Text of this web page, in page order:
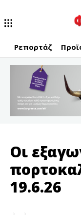
Ρεπορτάζ
Οι
19.6.26